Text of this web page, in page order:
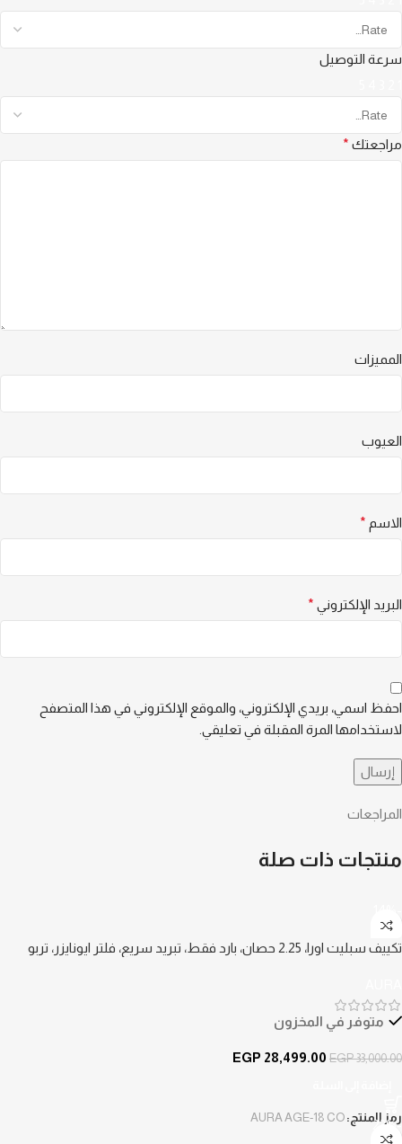
سرعة التوصيل
مراجعتك *
المميزات
العيوب
الاسم *
البريد الإلكتروني *
احفظ اسمي، بريدي الإلكتروني، والموقع الإلكتروني في هذا المتصفح
لاستخدامها المرة المقبلة في تعليقي.
المراجعات
منتجات ذات صلة
تكييف سبليت اورا، 2.25 حصان، بارد فقط، تبريد سريع، فلتر ايونايزر، تربو
متوفر في المخزون
EGP33,000.00
EGP 28,499.00
رمز المنتج: AURA AGE-18 CO -23%